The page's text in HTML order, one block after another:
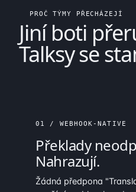
PROČ TÝMY PŘECHÁZEJÍ
Jiní boti
Talksy se
01 / WEBHOOK-NATIVE
Překlady
Nahrazují.
Žádná předpona